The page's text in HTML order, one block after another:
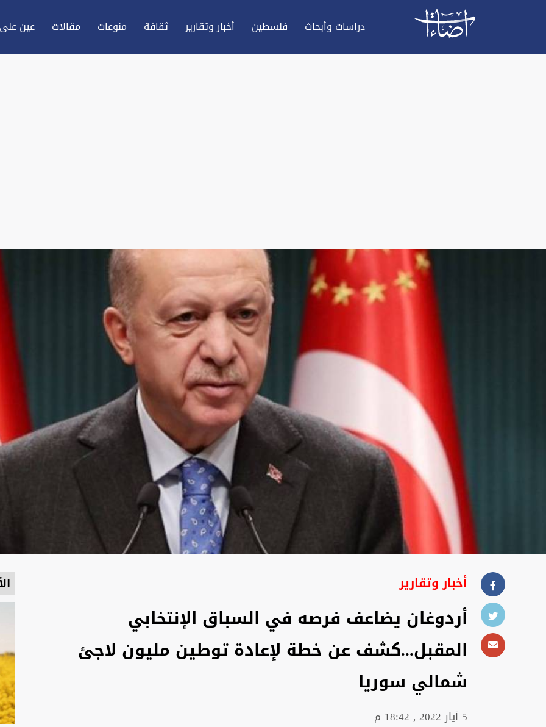
دراسات وأبحاث فلسطين أخبار وتقارير ثقافة منوعات مقالات عين
أخبار وتقارير
أردوغان يضاعف فرصه في السباق الإنتخابي
المقبل...كشف عن خطة لإعادة توطين مليون لاجئ
شمالي سوريا
5 أيار 2022 , 18:42 م